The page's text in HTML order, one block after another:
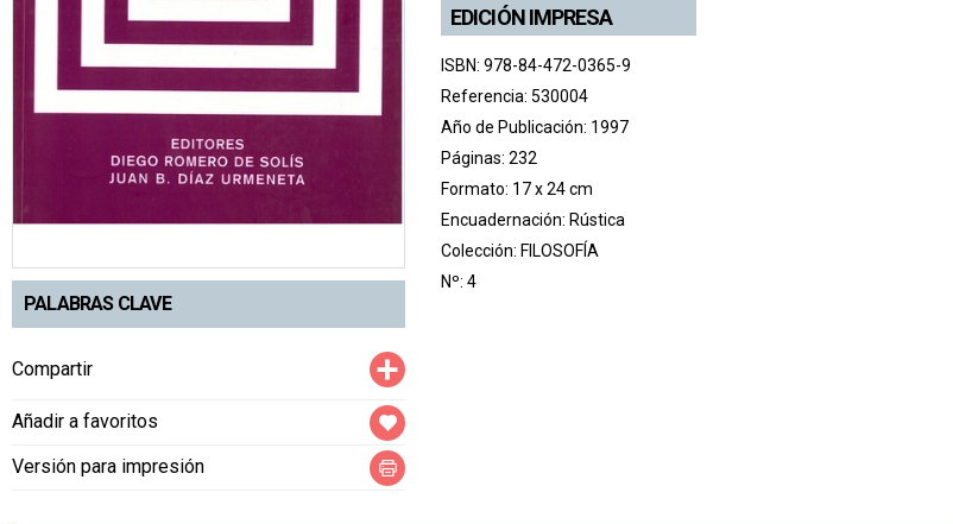
PALABRAS CLAVE
Compartir
Añadir a favoritos
Versión para impresión
EDICIÓN IMPRESA
ISBN: 978-84-472-0365-9
Referencia: 530004
Año de Publicación: 1997
Páginas: 232
Formato: 17 x 24 cm
Encuadernación: Rústica
Colección: FILOSOFÍA
Nº: 4